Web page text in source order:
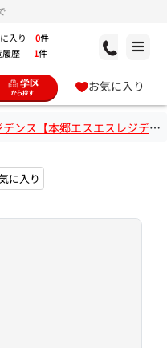
入り 0件
履歴 1件
お気に入り
ンス【本郷エスエスレジデンス】
に入り